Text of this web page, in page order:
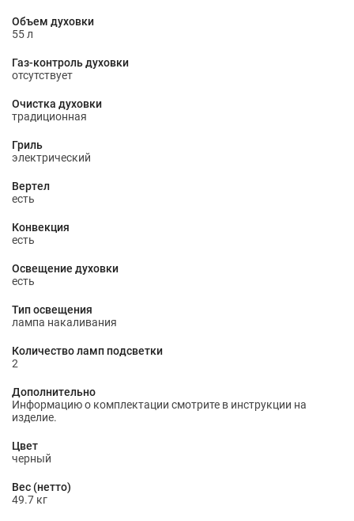
Объем духовки
55 л
Газ-контроль духовки
отсутствует
Очистка духовки
традиционная
Гриль
электрический
Вертел
есть
Конвекция
есть
Освещение духовки
есть
Тип освещения
лампа накаливания
Количество ламп подсветки
2
Дополнительно
Информацию о комплектации смотрите в инструкции на
изделие.
Цвет
черный
Вес (нетто)
49.7 кг